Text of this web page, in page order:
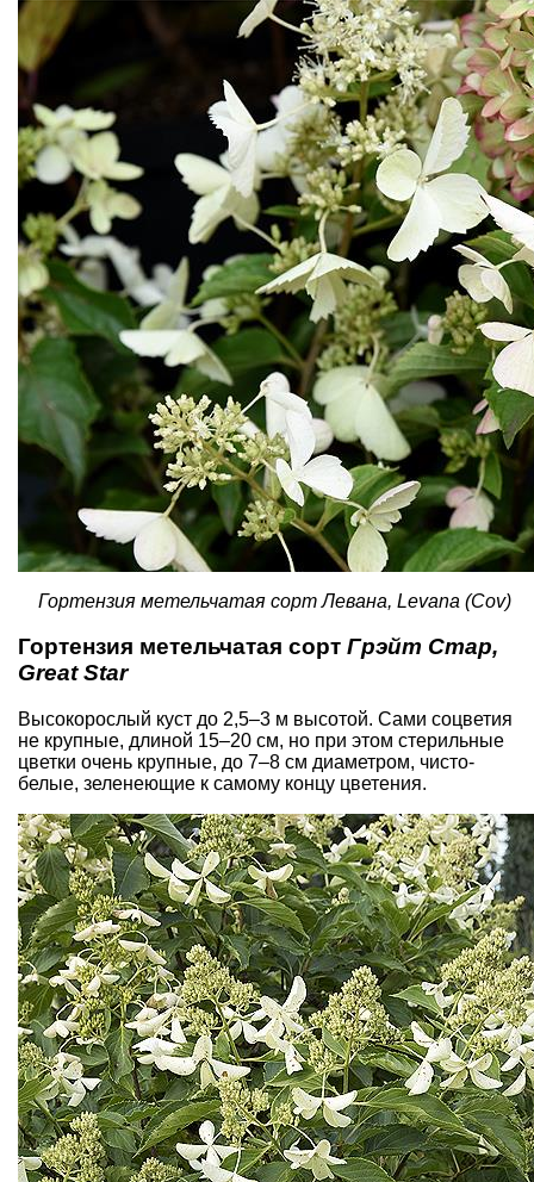
Гортензия метельчатая сорт Левана, Levana (Cov)
Гортензия метельчатая сорт Грэйт Стар,
Great Star
Высокорослый куст до 2,5–3 м высотой. Сами соцветия
не крупные, длиной 15–20 см, но при этом стерильные
цветки очень крупные, до 7–8 см диаметром, чисто-
белые, зеленеющие к самому концу цветения.